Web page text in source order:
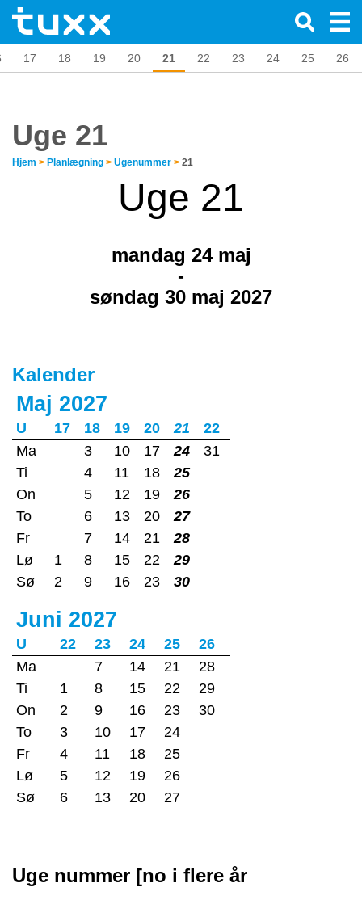
17 18 19 20 21 22 23 24 25 26
Uge 21
Hjem > Planlægning > Ugenummer > 21
Uge 21
mandag 24 maj
-
søndag 30 maj 2027
Kalender
Maj 2027
U 17 18 19 20 21
22
Ma
3 10 17 24
31
Ti
4 11 18
25
On
5 12 19
26
To
6 13 20
27
Fr
7 14 21
28
Lø
1 8 15 22
29
Sø
2 9 16 23 30
Juni 2027
U 22 23 24 25
26
Ma
7 14 21
28
Ti
1 8 15 22
29
On
2 9 16 23
30
To
3 10 17
24
Fr
4 11 18
25
Lø
5 12 19
26
Sø
6 13 20 27
Uge nummer [no i flere år